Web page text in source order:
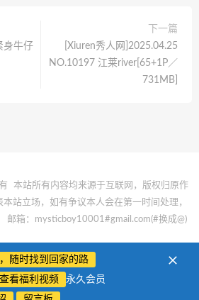
身牛仔
下一篇
[Xiuren秀人网]2025.04.25
NO.10197 江莱river[65+1P／
731MB]
本站所有内容均来源于互联网，版权归原作
站立场，如有争议本人会在第一时间处理，
邮箱：mysticboy10001#gmail.com(#换成@)
随时找到回家的路
看福利视频
永久会员